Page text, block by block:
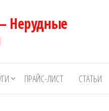
Нерудные
ПРАЙС-ЛИСТ СТАТЬИ